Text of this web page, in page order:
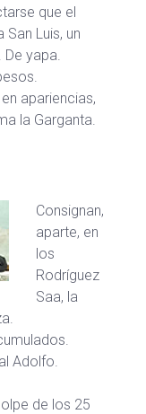
que el
Luis, un
yapa.
apariencias,
la Garganta.
Consignan,
aparte, en
los
Rodríguez
Saa, la
Adolfo.
de los 25